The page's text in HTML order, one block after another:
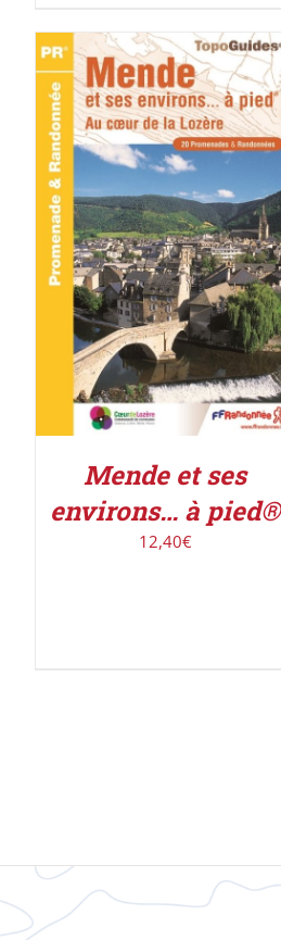
ACHETER LE PRODUIT
/
DÉTAILS
Mende et ses
environs… à pied®
12,40€